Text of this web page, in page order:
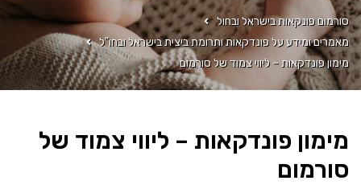
סורמום פונקאות בישראל ובחול
מאמרים ומידע על פונדקאות ותרומת ביצית בישראל ובחו"ל
מימון פונדקאות – ליווי צמוד של סורמום
מימון פונדקאות – ליווי צמוד של
סורמום